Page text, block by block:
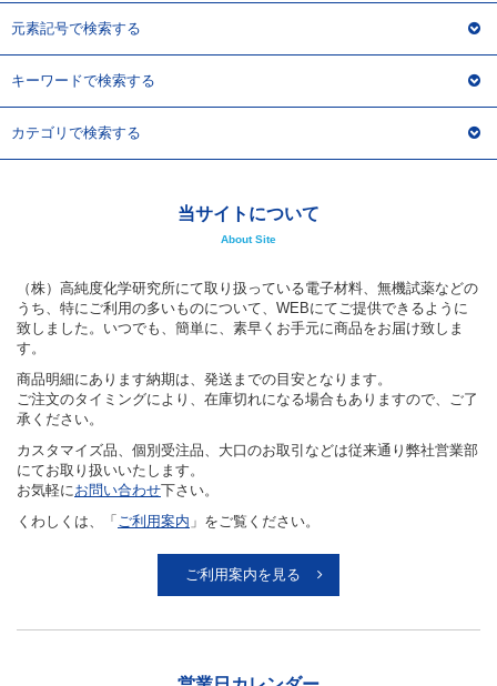
元素記号で検索する
キーワードで検索する
カテゴリで検索する
当サイトについて
About Site
（株）高純度化学研究所にて取り扱っている電子材料、無機試薬などの
うち、特にご利用の多いものについて、WEBにてご提供できるように
致しました。いつでも、簡単に、素早くお手元に商品をお届け致しま
す。
商品明細にあります納期は、発送までの目安となります。
ご注文のタイミングにより、在庫切れになる場合もありますので、ご了
承ください。
カスタマイズ品、個別受注品、大口のお取引などは従来通り弊社営業部
にてお取り扱いいたします。
お気軽にお問い合わせ下さい。
くわしくは、「 ご利用案内 」をご覧ください。
ご利用案内を見る